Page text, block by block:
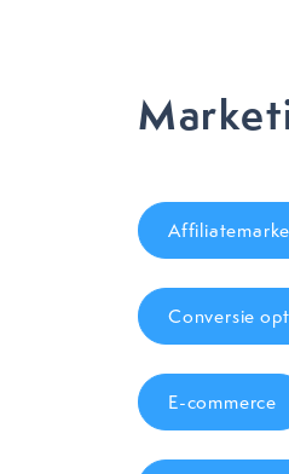
Conversie
E-commerce